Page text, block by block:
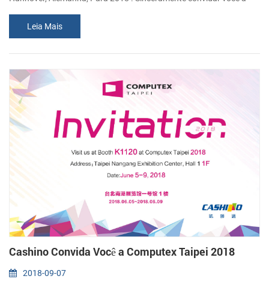
visitar nosso estande. Número do estande: D78-5 Data: De 11 A 15
De Junho De, De 2018 Endereço: Centro De Exposições De
Hannover, Messegelande 30521 Hannover, Na Alemanha
Leia Mais
Cashino Convida Você a Computex Taipei 2018
2018-09-07